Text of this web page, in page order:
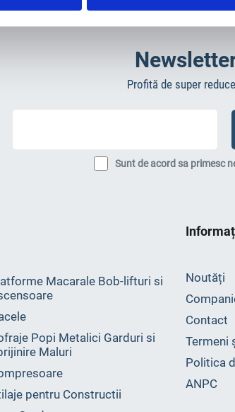
Profită de super
Sunt de acord sa primesc
Macarale Bob-lifturi si
Popi Metalici Garduri si
Maluri
pentru Constructii
Noutăți
Contact
Termeni
Politica
ANPC